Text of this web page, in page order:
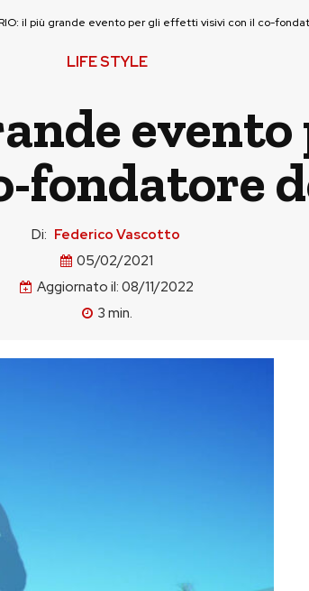
il più grande evento per gli effetti visivi con il co-
LIFE STYLE
fondatore
Di: Federico Vascotto
05/02/2021
Aggiornato il: 08/11/2022
3 min.